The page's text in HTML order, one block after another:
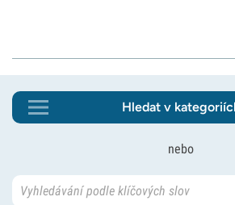
Hledat v
nebo